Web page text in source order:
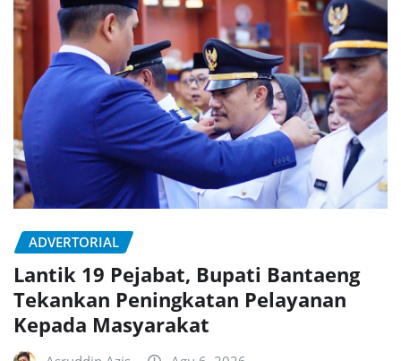
ADVERTORIAL
Lantik 19 Pejabat, Bupati Bantaeng
Tekankan Peningkatan Pelayanan
Kepada Masyarakat